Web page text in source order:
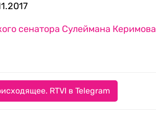
сенатора Сулеймана Керимова
RTVI в Telegram